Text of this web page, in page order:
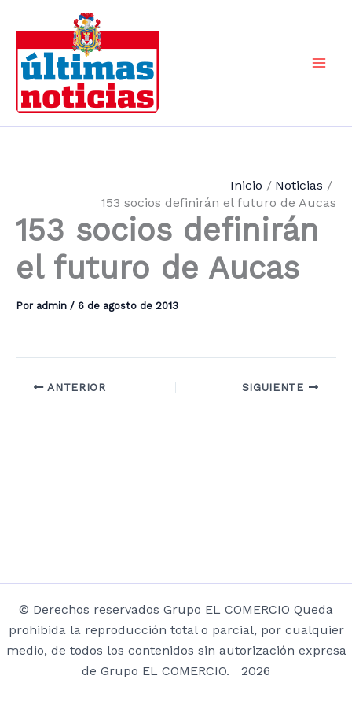
contenido
Inicio
Noticias
153 socios definirán el futuro de Aucas
153 socios definirán
el futuro de Aucas
Por admin / 6 de agosto de 2013
ANTERIOR SIGUIENTE
© Derechos reservados Grupo EL COMERCIO Queda
prohibida la reproducción total o parcial, por cualquier
medio, de todos los contenidos sin autorización expresa
de Grupo EL COMERCIO. 2026